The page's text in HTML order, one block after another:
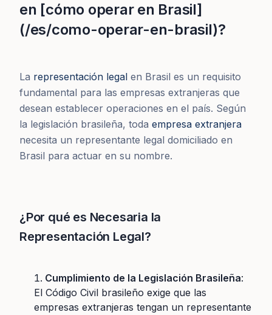
en [cómo operar en Brasil]
(/es/como-operar-en-brasil)?
La representación legal en Brasil es un requisito
fundamental para las empresas extranjeras que
desean establecer operaciones en el país. Según
la legislación brasileña, toda empresa extranjera
necesita un representante legal domiciliado en
Brasil para actuar en su nombre.
¿Por qué es Necesaria la
Representación Legal?
Cumplimiento de la Legislación Brasileña:
El Código Civil brasileño exige que las
empresas extranjeras tengan un representante